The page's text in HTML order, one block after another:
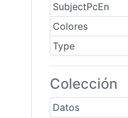
SubjectPcEn
Colores
Type
Colección
Datos